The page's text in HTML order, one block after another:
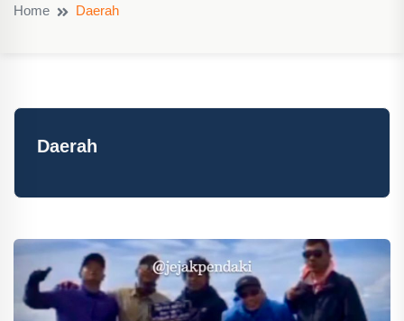
Home Daerah
Daerah